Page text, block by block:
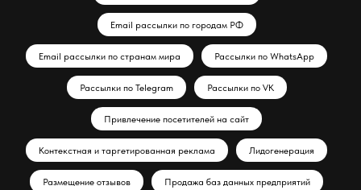
Email рассылки по городам РФ
Email рассылки по странам мира Рассылки по WhatsApp
Рассылки по Telegram Рассылки по VK
Привлечение посетителей на сайт
Контекстная и таргетированная реклама Лидогенерация
Размещение отзывов Продажа баз данных предприятий